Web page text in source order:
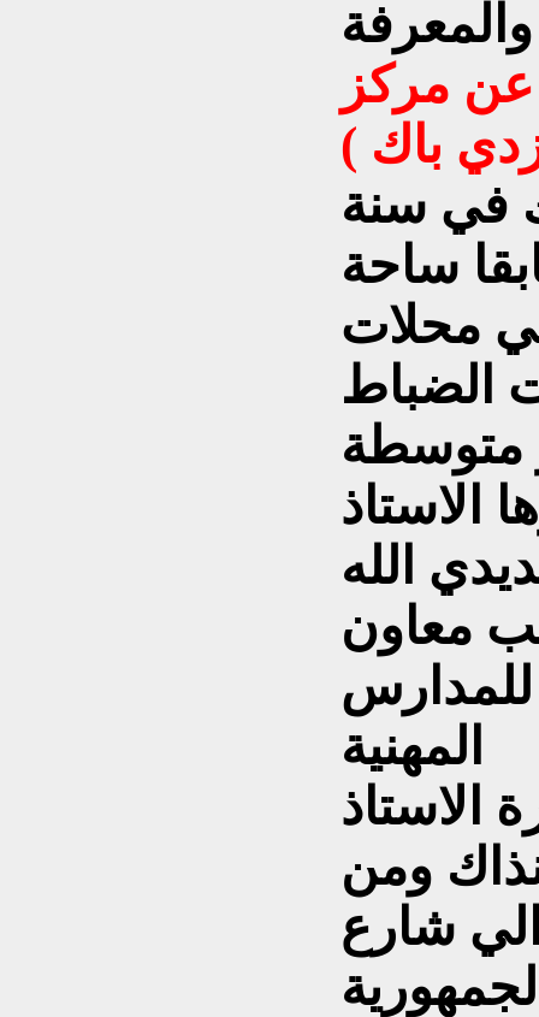
عن مركز
باك )
في سنة
ساحة
محلات
الضباط
متوسطة
الاستاذ
الله
معاون
للمدارس
المهنية
الاستاذ
ومن
شارع